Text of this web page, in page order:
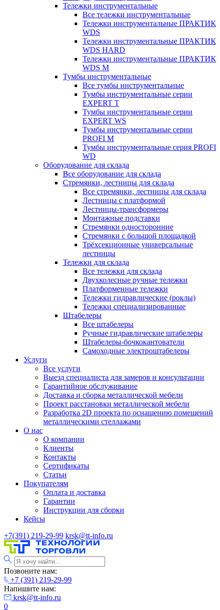
Тележки инструментальные
Все тележки инструментальные
Тележки инструментальные ПРАКТИК
WDS
Тележки инструментальные ПРАКТИК
WDS HARD
Тележки инструментальные ПРАКТИК
WDS M
Тумбы инструментальные
Все тумбы инструментальные
Тумбы инструментальные серии
EXPERT T
Тумбы инструментальные серии
EXPERT WS
Тумбы инструментальные серии
PROFI M
Тумбы инструментальные серия PROFI
WD
Оборудование для склада
Все оборудование для склада
Стремянки, лестницы для склада
Все стремянки, лестницы для склада
Лестницы с платформой
Лестницы-трансформеры
Монтажные подставки
Стремянки односторонние
Стремянки с большой площадкой
Трёхсекционные универсальные
лестницы
Тележки для склада
Все тележки для склада
Двухколесные ручные тележки
Платформенные тележки
Тележки гидравлические (роклы)
Тележки специализированные
Штабелеры
Все штабелеры
Ручные гидравлические штабелеры
Штабелеры-бочкокантователи
Самоходные электроштабелеры
Услуги
Все услуги
Выезд специалиста для замеров и консультации
Гарантийное обслуживание
Доставка и сборка металлической мебели
Проект расстановки металлической мебели
Разработка 2D проекта по оснащению помещений
металлическими стеллажами
О нас
О компании
Клиенты
Контакты
Сертификаты
Статьи
Покупателям
Оплата и доставка
Гарантии
Инструкции для сборки
Кейсы
+7(391) 219-29-99 krsk@tt-info.ru
Позвоните нам:
+7 (391) 219-29-99
Напишите нам:
krsk@tt-info.ru
0